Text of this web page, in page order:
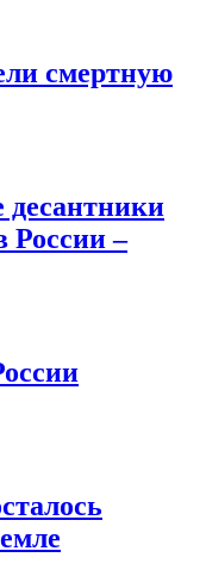
смертную
десантники
России –